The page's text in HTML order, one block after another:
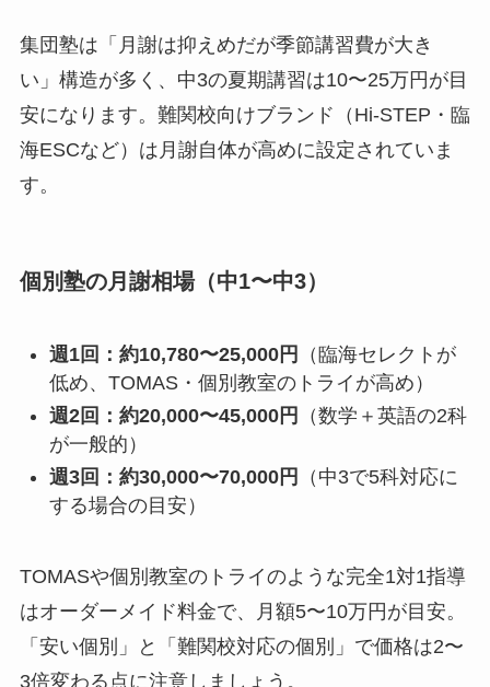
集団塾は「月謝は抑えめだが季節講習費が大き
い」構造が多く、中3の夏期講習は10〜25万円が目
安になります。難関校向けブランド（Hi-STEP・臨
海ESCなど）は月謝自体が高めに設定されていま
す。
個別塾の月謝相場（中1〜中3）
週1回：約10,780〜25,000円
（臨海セレクトが
低め、TOMAS・個別教室のトライが高め）
週2回：約20,000〜45,000円
（数学＋英語の2科
が一般的）
週3回：約30,000〜70,000円
（中3で5科対応に
する場合の目安）
TOMASや個別教室のトライのような完全1対1指導
はオーダーメイド料金で、月額5〜10万円が目安。
「安い個別」と「難関校対応の個別」で価格は2〜
3倍変わる点に注意しましょう。